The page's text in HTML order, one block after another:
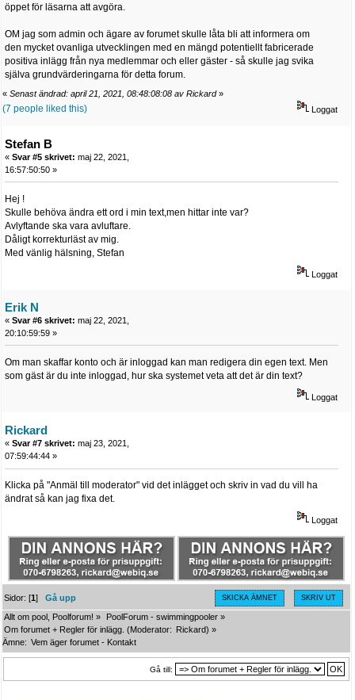
öppet för läsarna att avgöra.
OM jag som admin och ägare av forumet skulle låta bli att informera om
den mycket ovanliga utvecklingen med en mängd potentiellt fabricerade
positiva inlägg från nya medlemmar och eller gäster - så skulle jag svika
själva grundvärderingarna för detta forum.
« Senast ändrad: april 21, 2021, 08:48:08:08 av Rickard»
Loggat
(7 people liked this)
Stefan B
« Svar #5 skrivet: maj 22, 2021,
16:57:50:50 »
Hej !
Skulle behöva ändra ett ord i min text,men hittar inte var?
Avlyftande ska vara avluftare.
Dåligt korrekturläst av mig.
Med vänlig hälsning, Stefan
Loggat
Erik N
« Svar #6 skrivet: maj 22, 2021,
20:10:59:59 »
Om man skaffar konto och är inloggad kan man redigera din egen text. Men
som gäst är du inte inloggad, hur ska systemet veta att det är din text?
Loggat
Rickard
« Svar #7 skrivet: maj 23, 2021,
07:59:44:44 »
Klicka på "Anmäl till moderator" vid det inlägget och skriv in vad du vill ha
ändrat så kan jag fixa det.
Loggat
SKICKA ÄMNET SKRIV UT
Sidor: [1]Gå upp
Allt om pool, Poolforum! » PoolForum - swimmingpooler »
Om forumet + Regler för inlägg. (Moderator: Rickard) »
Ämne: Vem äger forumet - Kontakt
Gå till: